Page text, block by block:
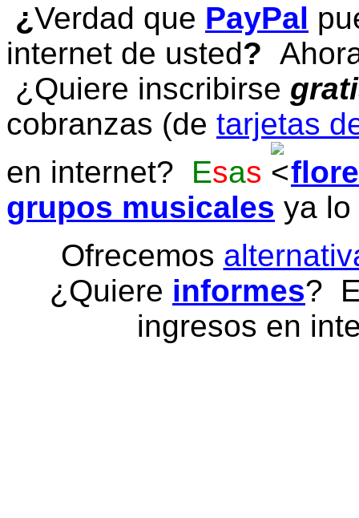
¿Verdad que PayPal
internet de usted?
¿Quiere inscribirse
cobranzas (de tarjetas
en internet? Esas
grupos musicales ya
Ofrecemos
¿Quiere informes?
ingresos en